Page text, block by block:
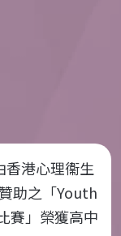
香港心理衞生
助之「Youth
賽」榮獲高中